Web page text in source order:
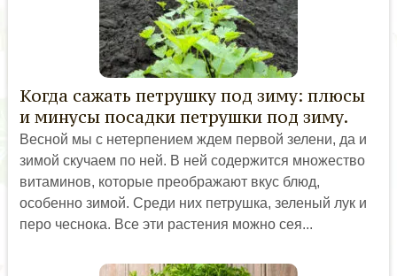
Когда сажать петрушку под зиму: плюсы
и минусы посадки петрушки под зиму.
Весной мы с нетерпением ждем первой зелени, да и
зимой скучаем по ней. В ней содержится множество
витаминов, которые преображают вкус блюд,
особенно зимой. Среди них петрушка, зеленый лук и
перо чеснока. Все эти растения можно сея...